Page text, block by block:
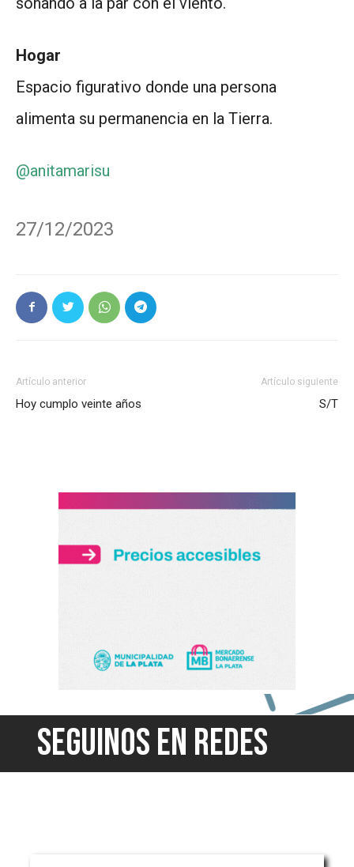
Hogar
Espacio figurativo donde una persona
alimenta su permanencia en la Tierra.
@anitamarisu
27/12/2023
Artículo anterior
Hoy cumplo veinte años
Artículo siguiente
S/T
SEGUINOS EN REDES